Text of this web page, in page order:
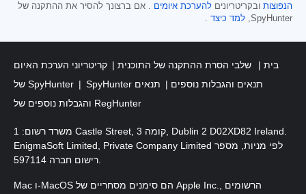
הנפוצות ובקריטריונים להערכת איומים . אם ברצונך להסיר את ההתקנה של
SpyHunter, למד כיצד .
בית שלבי הסרת ההתקנה של התוכנית
קריטריוני הערכת האיום
של SpyHunter
SpyHunter תנאים והגבלות נוספים
תנאים
והגבלות נוספים של RegHunter
משרד רשום: 1 Castle Street, קומה 3, Dublin 2 D02XD82 Ireland.
EnigmaSoft Limited, Private Company Limited לפי מניות, מספר
Mac ו-MacOS הם סימנים מסחריים של Apple Inc., הרשומים